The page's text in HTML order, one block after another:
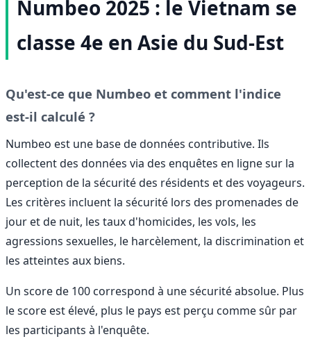
Numbeo 2025 : le Vietnam se
classe 4e en Asie du Sud-Est
Qu'est-ce que Numbeo et comment l'indice
est-il calculé ?
Numbeo est une base de données contributive. Ils
collectent des données via des enquêtes en ligne sur la
perception de la sécurité des résidents et des voyageurs.
Les critères incluent la sécurité lors des promenades de
jour et de nuit, les taux d'homicides, les vols, les
agressions sexuelles, le harcèlement, la discrimination et
les atteintes aux biens.
Un score de 100 correspond à une sécurité absolue. Plus
le score est élevé, plus le pays est perçu comme sûr par
les participants à l'enquête.